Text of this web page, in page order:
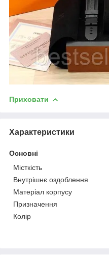
Приховати
Характеристики
Основні
Місткість
Внутрішнє оздоблення
Матеріал корпусу
Призначення
Колір